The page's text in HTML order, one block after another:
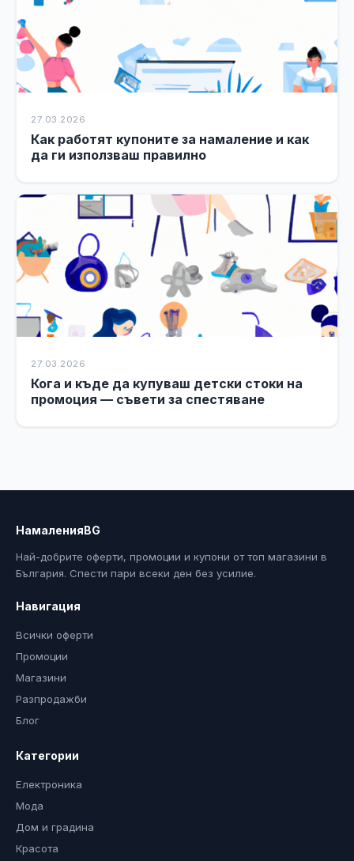
27.03.2026
Как работят купоните за намаление и как
да ги използваш правилно
27.03.2026
Кога и къде да купуваш детски стоки на
промоция — съвети за спестяване
НамаленияBG
Най-добрите оферти, промоции и купони от топ магазини в
България. Спести пари всеки ден без усилие.
Навигация
Всички оферти
Промоции
Магазини
Разпродажби
Блог
Категории
Електроника
Мода
Дом и градина
Красота